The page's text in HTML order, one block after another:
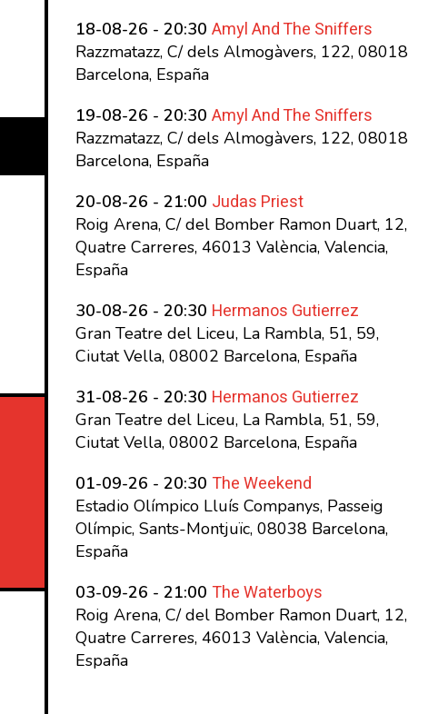
18-08-26 - 20:30 Amyl And The Sniffers
Razzmatazz, C/ dels Almogàvers, 122, 08018
Barcelona, España
19-08-26 - 20:30 Amyl And The Sniffers
Razzmatazz, C/ dels Almogàvers, 122, 08018
Barcelona, España
20-08-26 - 21:00 Judas Priest
Roig Arena, C/ del Bomber Ramon Duart, 12,
Quatre Carreres, 46013 València, Valencia,
España
30-08-26 - 20:30 Hermanos Gutierrez
Gran Teatre del Liceu, La Rambla, 51, 59,
Ciutat Vella, 08002 Barcelona, España
31-08-26 - 20:30 Hermanos Gutierrez
Gran Teatre del Liceu, La Rambla, 51, 59,
Ciutat Vella, 08002 Barcelona, España
01-09-26 - 20:30 The Weekend
Estadio Olímpico Lluís Companys, Passeig
Olímpic, Sants-Montjuïc, 08038 Barcelona,
España
03-09-26 - 21:00 The Waterboys
Roig Arena, C/ del Bomber Ramon Duart, 12,
Quatre Carreres, 46013 València, Valencia,
España